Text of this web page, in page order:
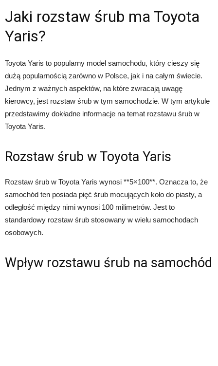
Jaki rozstaw śrub ma Toyota
Yaris?
Toyota Yaris to popularny model samochodu, który cieszy się
dużą popularnością zarówno w Polsce, jak i na całym świecie.
Jednym z ważnych aspektów, na które zwracają uwagę
kierowcy, jest rozstaw śrub w tym samochodzie. W tym artykule
przedstawimy dokładne informacje na temat rozstawu śrub w
Toyota Yaris.
Rozstaw śrub w Toyota Yaris
Rozstaw śrub w Toyota Yaris wynosi **5×100**. Oznacza to, że
samochód ten posiada pięć śrub mocujących koło do piasty, a
odległość między nimi wynosi 100 milimetrów. Jest to
standardowy rozstaw śrub stosowany w wielu samochodach
osobowych.
Wpływ rozstawu śrub na samochód